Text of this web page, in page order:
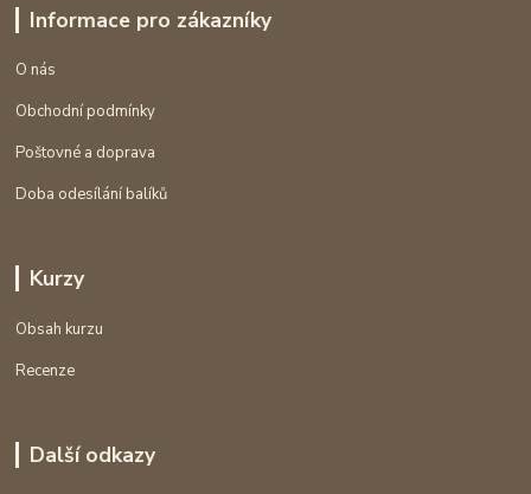
Informace pro zákazníky
O nás
Obchodní podmínky
Poštovné a doprava
Doba odesílání balíků
Kurzy
Obsah kurzu
Recenze
Další odkazy